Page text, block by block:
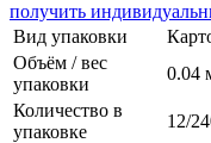
получить
Вид упаковки
Объём / вес
упаковки
0.04
Количество в
упаковке
12/